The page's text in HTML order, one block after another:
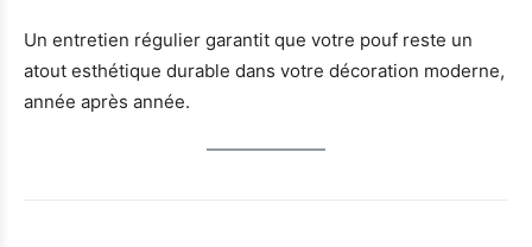
Un entretien régulier garantit que votre pouf reste un
atout esthétique durable dans votre décoration moderne,
année après année.